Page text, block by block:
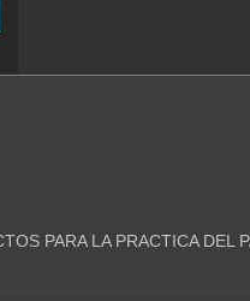
PARA LA PRACTICA DEL